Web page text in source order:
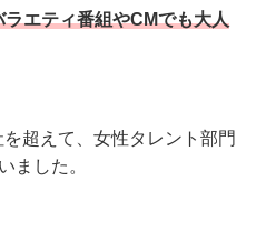
エティ番組やCMでも大人
超えて、女性タレント部門
ました。